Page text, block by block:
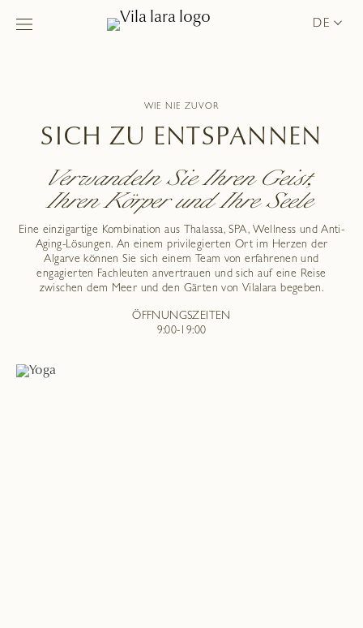
DE
WIE NIE ZUVOR
SICH ZU ENTSPANNEN
Verwandeln Sie Ihren Geist,
Ihren Körper und Ihre Seele
Eine einzigartige Kombination aus Thalassa, SPA, Wellness und Anti-
Aging-Lösungen. An einem privilegierten Ort im Herzen der
Algarve können Sie sich einem Team von erfahrenen und
engagierten Fachleuten anvertrauen und sich auf eine Reise
zwischen dem Meer und den Gärten von Vilalara begeben.
ÖFFNUNGSZEITEN
9:00-19:00